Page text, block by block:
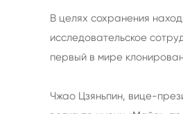
В целях сохранения
исследовательское
первый в мире
Чжао Цзяньпин, вице-